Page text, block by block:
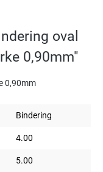
oval
0,90mm"
0,90mm
Bindering
4.00
5.00